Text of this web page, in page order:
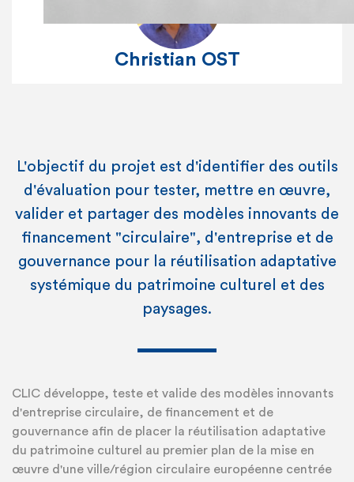
Christian OST
L'objectif du projet est d'identifier des outils
d'évaluation pour tester, mettre en œuvre,
valider et partager des modèles innovants de
financement "circulaire", d'entreprise et de
gouvernance pour la réutilisation adaptative
systémique du patrimoine culturel et des
paysages.
CLIC développe, teste et valide des modèles innovants
d'entreprise circulaire, de financement et de
gouvernance afin de placer la réutilisation adaptative
du patrimoine culturel au premier plan de la mise en
œuvre d'une ville/région circulaire européenne centrée